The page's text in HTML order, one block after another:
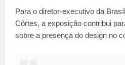
Para o diretor-executivo da
Côrtes, a exposição contribui
sobre a presença do design no